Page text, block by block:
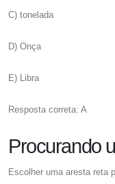
C) tonelada
D) Onça
E) Libra
Resposta correta: A
Procurando
Escolher uma aresta reta